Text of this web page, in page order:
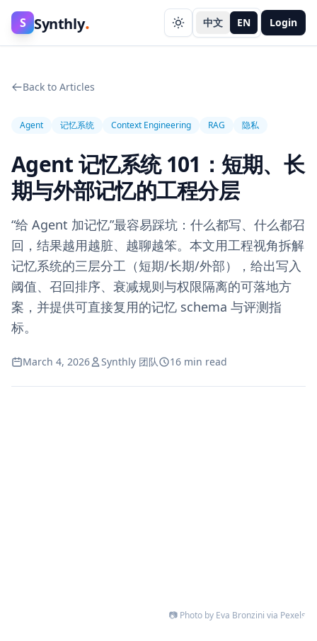
S Synthly. 中文 EN Login
Back to Articles
Agent 记忆系统 Context Engineering RAG 隐私
Agent 记忆系统 101：短期、长
期与外部记忆的工程分层
“给 Agent 加记忆”最容易踩坑：什么都写、什么都召
回，结果越用越脏、越聊越笨。本文用工程视角拆解
记忆系统的三层分工（短期/长期/外部），给出写入
阈值、召回排序、衰减规则与权限隔离的可落地方
案，并提供可直接复用的记忆 schema 与评测指
标。
March 4, 2026 Synthly 团队 16 min read
📷 Photo by Eva Bronzini via Pexels